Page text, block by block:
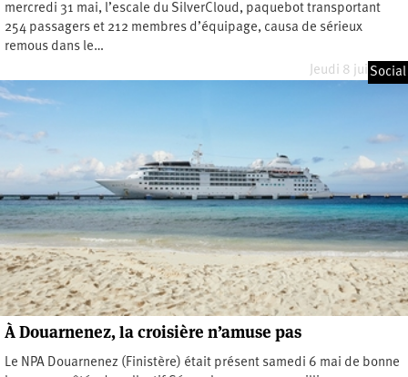
mercredi 31 mai, l’escale du SilverCloud, paquebot transportant
254 passagers et 212 membres d’équipage, causa de sérieux
remous dans le…
Jeudi 8 juin 2023
Social
À Douarnenez, la croisière n’amuse pas
Le NPA Douarnenez (Finistère) était présent samedi 6 mai de bonne